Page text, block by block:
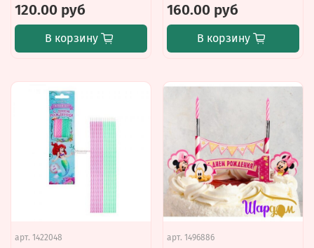
120.00 руб
В корзину
160.00 руб
В корзину
арт. 1422048 арт. 1496886